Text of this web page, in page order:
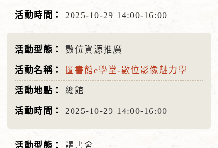
2025-10-29 14:00-16:00
數位資源推廣
圖書館e學堂-數位影像魅力學
總館
2025-10-29 14:00-16:00
讀書會